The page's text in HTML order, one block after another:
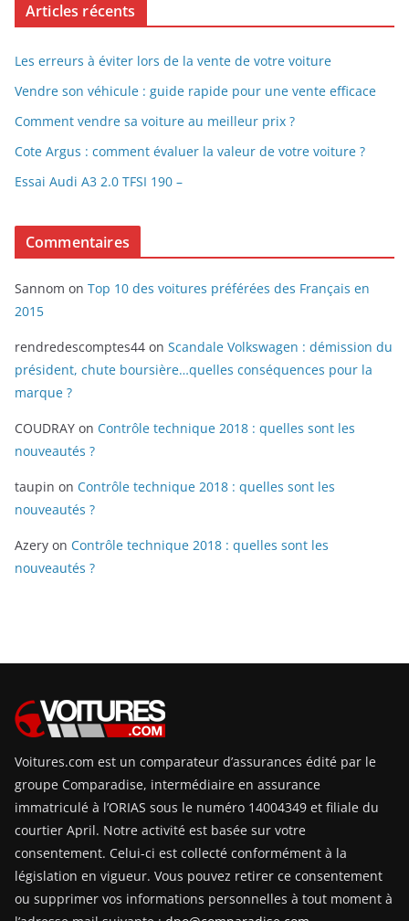
Articles récents
Les erreurs à éviter lors de la vente de votre voiture
Vendre son véhicule : guide rapide pour une vente efficace
Comment vendre sa voiture au meilleur prix ?
Cote Argus : comment évaluer la valeur de votre voiture ?
Essai Audi A3 2.0 TFSI 190 –
Commentaires
Sannom on Top 10 des voitures préférées des Français en
2015
rendredescomptes44 on Scandale Volkswagen : démission du
président, chute boursière…quelles conséquences pour la
marque ?
COUDRAY on Contrôle technique 2018 : quelles sont les
nouveautés ?
taupin on Contrôle technique 2018 : quelles sont les
nouveautés ?
Azery on Contrôle technique 2018 : quelles sont les
nouveautés ?
Voitures.com est un comparateur d’assurances édité par le
groupe Comparadise, intermédiaire en assurance
immatriculé à l’ORIAS sous le numéro 14004349 et filiale du
courtier April. Notre activité est basée sur votre
consentement. Celui-ci est collecté conformément à la
législation en vigueur. Vous pouvez retirer ce consentement
ou supprimer vos informations personnelles à tout moment à